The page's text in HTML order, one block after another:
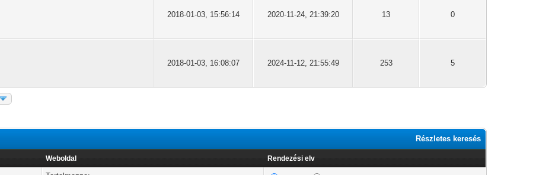
2018-01-03, 15:56:14 2020-11-24, 21:39:20 13 0
2018-01-03, 16:08:07 2024-11-12, 21:55:49 253 5
Részletes keresés
Weboldal Rendezési elv